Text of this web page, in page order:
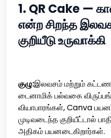
1. QR Cake —
என்ற சிறந்த
குறியீடு உருவாக்கி
குழு:இலவசம் மற்றும்
டைனாமிக் பல்வகை
வியாபாரங்கள், Canva
முடிவடைந்த குறியீட்டால்
அதிகம் பயனடைகிறார்கள்.